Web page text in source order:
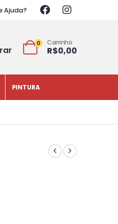
Ajuda?
0 Carrinho
R$0,00
PINTURA